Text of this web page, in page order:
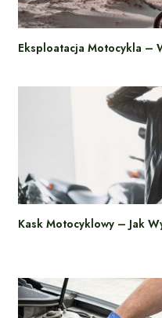
Eksploatacja Motocykla –
Kask Motocyklowy – Jak